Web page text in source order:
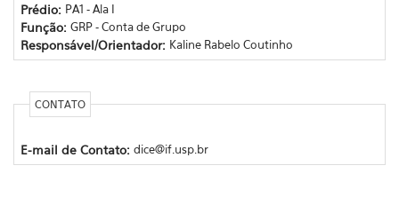
Prédio: PA1 - Ala I
Função: GRP - Conta de Grupo
Responsável/Orientador: Kaline Rabelo Coutinho
CONTATO
E-mail de Contato: dice@if.usp.br